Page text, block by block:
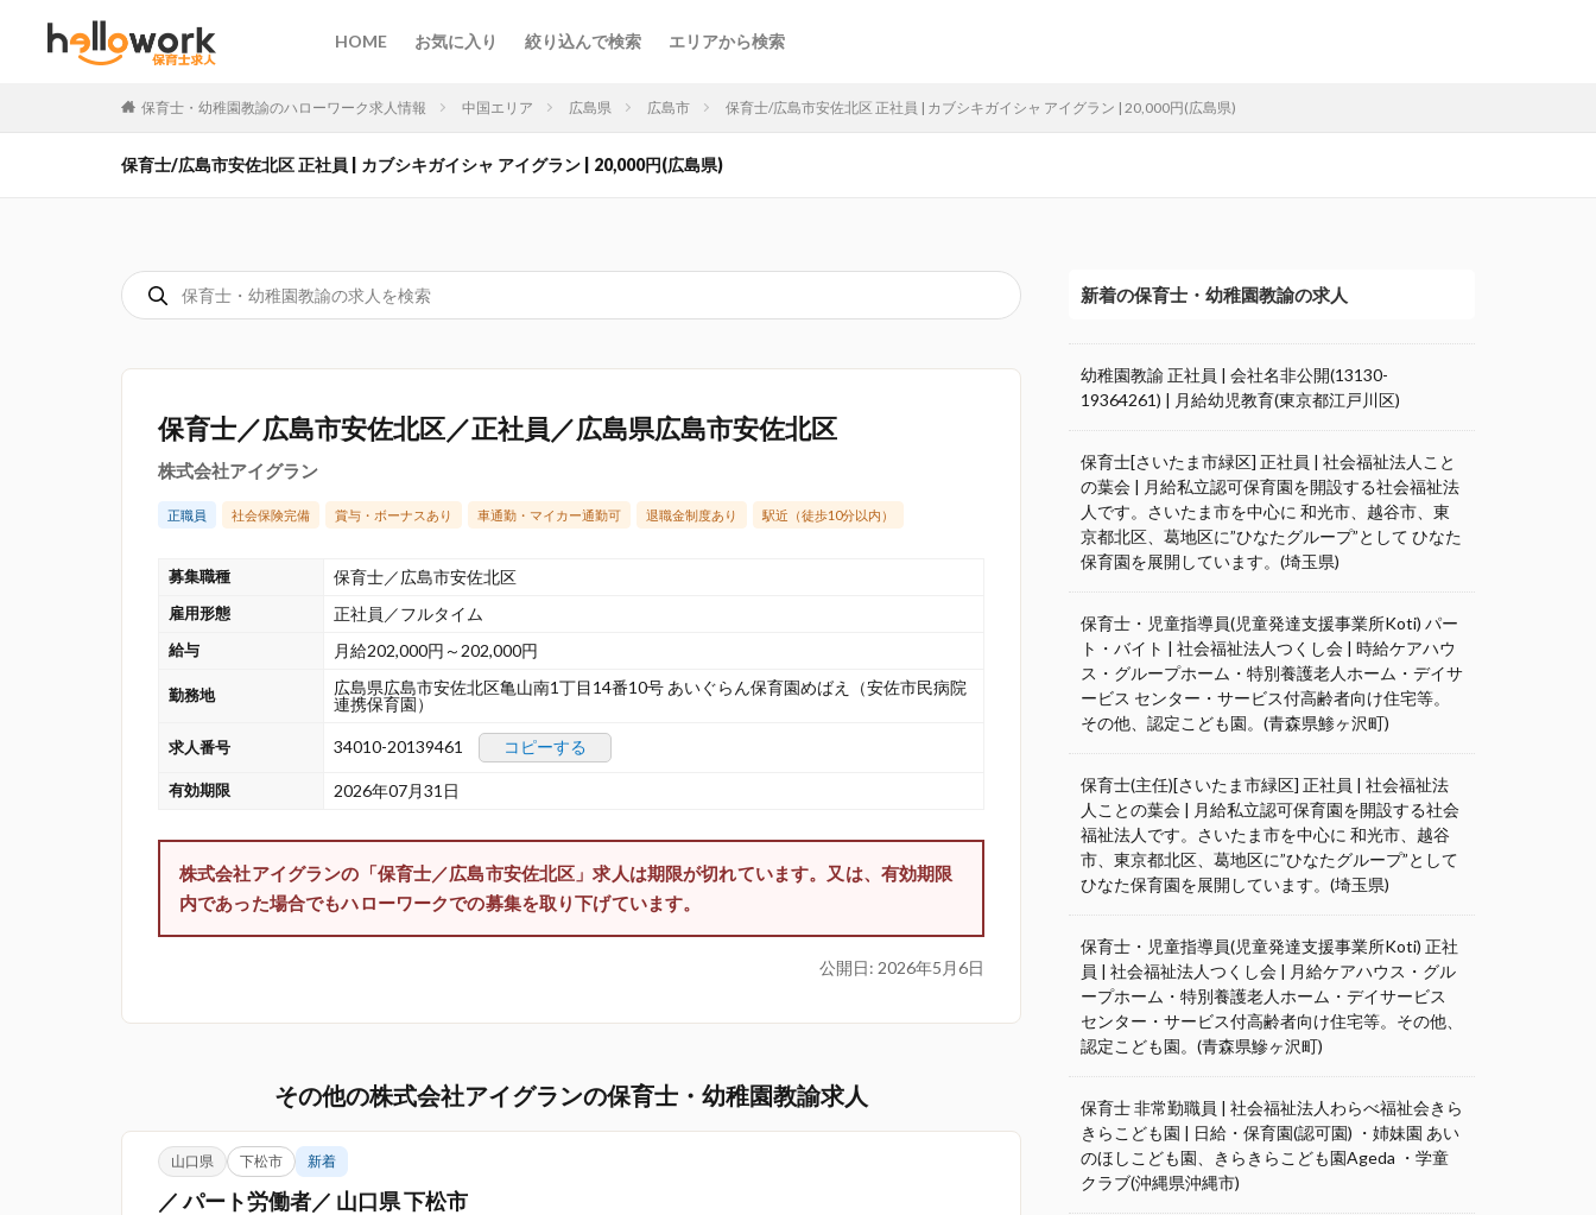
HOME お気に入り 絞り込んで検索 エリアから検索
保育士・幼稚園教諭のハローワーク求人情報 中国エリア 広島県 広島市 保育士/広島市安佐北区 正社員 | カブシキガイシャ アイグラン | 20,000円(広島県)
保育士/広島市安佐北区 正社員 | カブシキガイシャ アイグラン | 20,000円(広島県)
保育士／広島市安佐北区／正社員／広島県広島市安佐北区
株式会社アイグラン
正職員 社会保険完備 賞与・ボーナスあり 車通勤・マイカー通勤可 退職金制度あり 駅近（徒歩10分以内）
募集職種 保育士／広島市安佐北区
雇用形態 正社員／フルタイム
給与 月給202,000円～202,000円
勤務地
広島県広島市安佐北区亀山南1丁目14番10号 あいぐらん保育園めばえ（安佐市民病院
連携保育園）
求人番号 34010-20139461 コピーする
有効期限 2026年07月31日
株式会社アイグランの「保育士／広島市安佐北区」求人は期限が切れています。又は、有効期限
内であった場合でもハローワークでの募集を取り下げています。
公開日: 2026年5月6日
その他の株式会社アイグランの保育士・幼稚園教諭求人
山口県 下松市 新着
／ パート労働者／ 山口県 下松市
新着の保育士・幼稚園教諭の求人
幼稚園教諭 正社員 | 会社名非公開(13130-
19364261) | 月給幼児教育(東京都江戸川区)
保育士[さいたま市緑区] 正社員 | 社会福祉法人こと
の葉会 | 月給私立認可保育園を開設する社会福祉法
人です。さいたま市を中心に 和光市、越谷市、東
京都北区、葛地区に”ひなたグループ”として ひなた
保育園を展開しています。(埼玉県)
保育士・児童指導員(児童発達支援事業所Koti) パー
ト・バイト | 社会福祉法人つくし会 | 時給ケアハウ
ス・グループホーム・特別養護老人ホーム・デイサ
ービス センター・サービス付高齢者向け住宅等。
その他、認定こども園。(青森県鯵ヶ沢町)
保育士(主任)[さいたま市緑区] 正社員 | 社会福祉法
人ことの葉会 | 月給私立認可保育園を開設する社会
福祉法人です。さいたま市を中心に 和光市、越谷
市、東京都北区、葛地区に”ひなたグループ”として
ひなた保育園を展開しています。(埼玉県)
保育士・児童指導員(児童発達支援事業所Koti) 正社
員 | 社会福祉法人つくし会 | 月給ケアハウス・グル
ープホーム・特別養護老人ホーム・デイサービス
センター・サービス付高齢者向け住宅等。その他、
認定こども園。(青森県鰺ヶ沢町)
保育士 非常勤職員 | 社会福祉法人わらべ福祉会きら
きらこども園 | 日給・保育園(認可園) ・姉妹園 あい
のほしこども園、きらきらこども園Ageda ・学童
クラブ(沖縄県沖縄市)